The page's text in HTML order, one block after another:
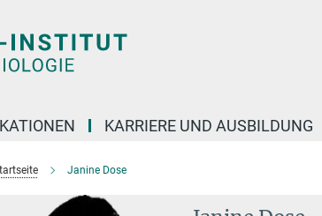
KARRIERE UND AUSBILDUNG
Janine Dose